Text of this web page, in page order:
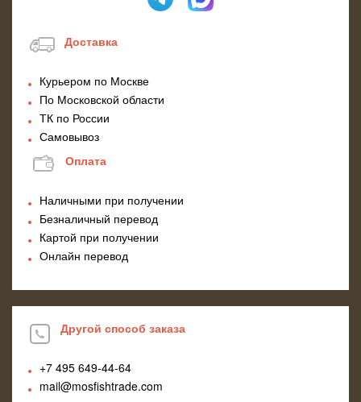
Доставка
Курьером по Москве
По Московской области
ТК по России
Самовывоз
Оплата
Наличными при получении
Безналичный перевод
Картой при получении
Онлайн перевод
Другой способ заказа
+7 495 649-44-64
mail@mosfishtrade.com